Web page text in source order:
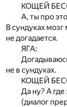
КОЩЕЙ
А, ты про
В сундуках мозг
не догадается.
ЯГА:
не в сундуках.
КОЩЕЙ
Да ну? А
(диалог